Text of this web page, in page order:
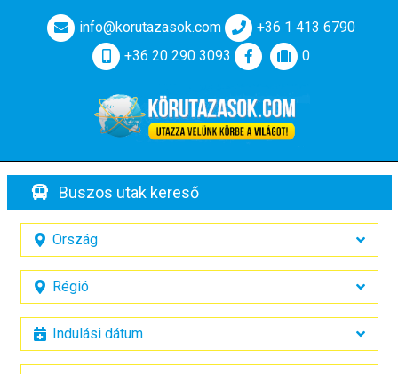
info@korutazasok.com
+36 1 413 6790
+36 20 290 3093
0
Buszos utak kereső